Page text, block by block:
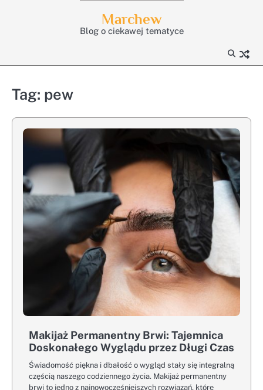
Marchew
Blog o ciekawej tematyce
Tag: pew
Makijaż Permanentny Brwi: Tajemnica
Doskonałego Wyglądu przez Długi Czas
Świadomość piękna i dbałość o wygląd stały się integralną
częścią naszego codziennego życia. Makijaż permanentny
brwi to jedno z najnowocześniejszych rozwiązań, które